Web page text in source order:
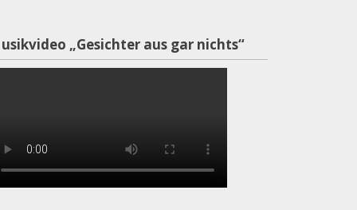
„Gesichter aus gar nichts“